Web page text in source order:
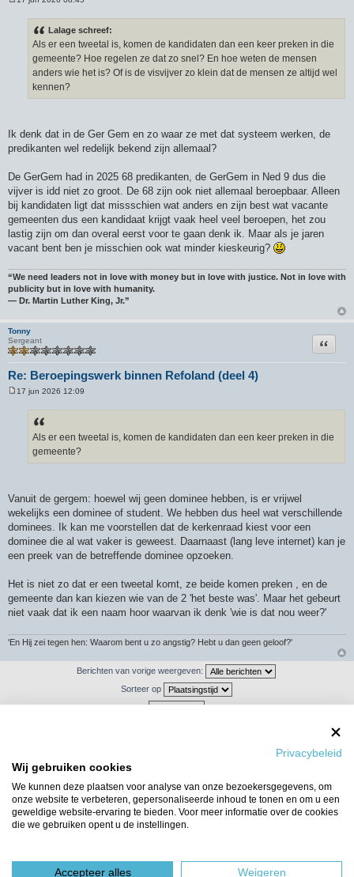
Lalage schreef:
Als er een tweetal is, komen de kandidaten dan een keer preken in die
gemeente? Hoe regelen ze dat zo snel? En hoe weten de mensen
anders wie het is? Of is de visvijver zo klein dat de mensen ze altijd wel
kennen?
Ik denk dat in de Ger Gem en zo waar ze met dat systeem werken, de
predikanten wel redelijk bekend zijn allemaal?
De GerGem had in 2025 68 predikanten, de GerGem in Ned 9 dus die
vijver is idd niet zo groot. De 68 zijn ook niet allemaal beroepbaar. Alleen
bij kandidaten ligt dat missschien wat anders en zijn best wat vacante
gemeenten dus een kandidaat krijgt vaak heel veel beroepen, het zou
lastig zijn om dan overal eerst voor te gaan denk ik. Maar als je jaren
vacant bent ben je misschien ook wat minder kieskeurig?
“We need leaders not in love with money but in love with justice. Not in love with
publicity but in love with humanity.
― Dr. Martin Luther King, Jr.”
Tonny
Sergeant
Re: Beroepingswerk binnen Refoland (deel 4)
Citeer
17 jun 2026 12:09
Als er een tweetal is, komen de kandidaten dan een keer preken in die
gemeente?
Vanuit de gergem: hoewel wij geen dominee hebben, is er vrijwel
wekelijks een dominee of student. We hebben dus heel wat verschillende
dominees. Ik kan me voorstellen dat de kerkenraad kiest voor een
dominee die al wat vaker is geweest. Daarnaast (lang leve internet) kan je
een preek van de betreffende dominee opzoeken.
Het is niet zo dat er een tweetal komt, ze beide komen preken , en de
gemeente dan kan kiezen wie van de 2 'het beste was'. Maar het gebeurt
niet vaak dat ik een naam hoor waarvan ik denk 'wie is dat nou weer?'
'En Hij zei tegen hen: Waarom bent u zo angstig? Hebt u dan geen geloof?'
Berichten van vorige weergeven:
Sorteer op
Ga naar
WIE IS ER ONLINE
Forumoverzicht
Privacybeleid
Wij gebruiken cookies
We kunnen deze plaatsen voor analyse van onze bezoekersgegevens, om
onze website te verbeteren, gepersonaliseerde inhoud te tonen en om u een
geweldige website-ervaring te bieden. Voor meer informatie over de cookies
die we gebruiken opent u de instellingen.
Accepteer alles Weigeren